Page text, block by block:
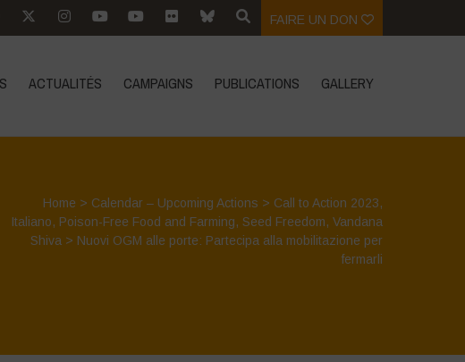
FAIRE UN DON
ACTUALITÉS CAMPAIGNS PUBLICATIONS GALLERY
Home > Calendar – Upcoming Actions > Call to Action 2023,
Italiano, Poison-Free Food and Farming, Seed Freedom,Vandana
Shiva > Nuovi OGM alle porte: Partecipa alla mobilitazione per
fermarli